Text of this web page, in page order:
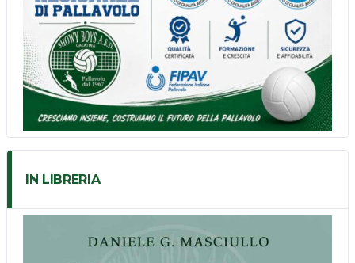
IN LIBRERIA